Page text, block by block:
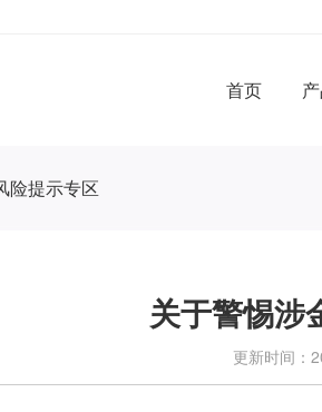
首页
险提示专区
关于警惕涉
更新时间：